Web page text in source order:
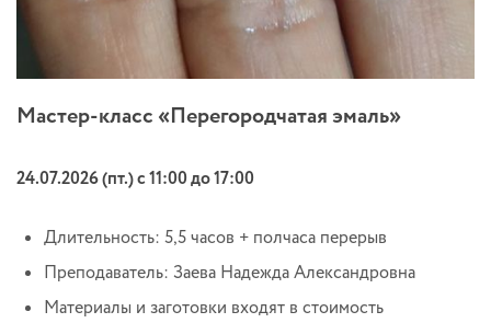
Мастер-класс «Перегородчатая эмаль»
24.07.2026 (пт.) с 11:00 до 17:00
Длительность: 5,5 часов + полчаса перерыв
Преподаватель: Заева Надежда Александровна
Материалы и заготовки входят в стоимость